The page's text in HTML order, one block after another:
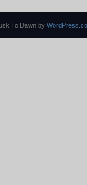
To Dawn by